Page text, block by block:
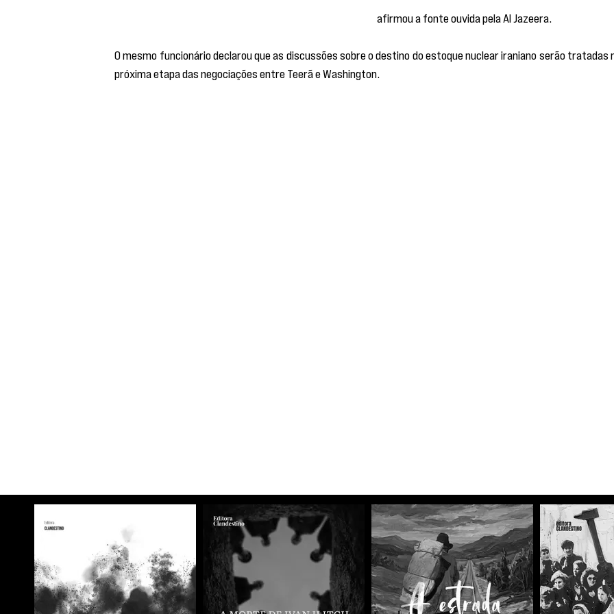
“O Irã irá ‘diluir’ o urânio enriquecido por conta própria”, afirmou a fonte ouvida pela Al Jazeera.
O mesmo funcionário declarou que as discussões sobre o destino do estoque nuclear iraniano serão tratadas
próxima etapa das negociações entre Teerã e Washington.